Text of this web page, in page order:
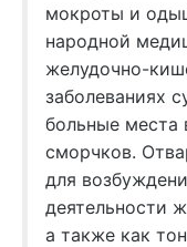
мокроты и
народной
желудочно-
заболеваниях
больные места
сморчков.
для
деятельности
а также как